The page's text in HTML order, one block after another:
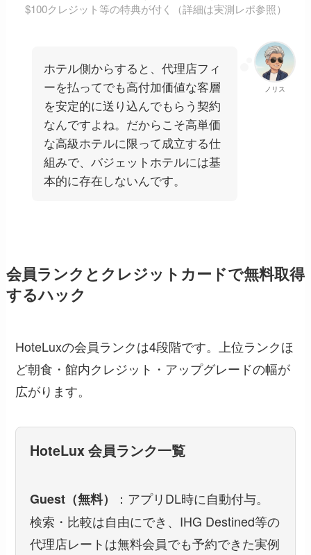
$100クレジット等の特典が付く（詳細は実測レポ参照）
ノリス
ホテル側からすると、代理店フィ
ーを払ってでも高付加価値な客層
を安定的に送り込んでもらう契約
なんですよね。だからこそ高単価
な高級ホテルに限って成立する仕
組みで、バジェットホテルには基
本的に存在しないんです。
会員ランクとクレジットカードで無料取得
するハック
HoteLuxの会員ランクは4段階です。上位ランクほ
ど朝食・館内クレジット・アップグレードの幅が
広がります。
HoteLux 会員ランク一覧
Guest（無料）
：アプリDL時に自動付与。
検索・比較は自由にでき、IHG Destined等の
代理店レートは無料会員でも予約できた実例